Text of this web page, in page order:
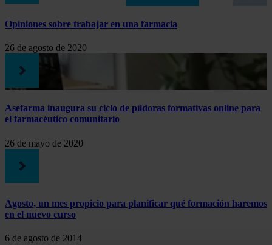
Opiniones sobre trabajar en una farmacia
26 de agosto de 2020
Asefarma inaugura su ciclo de píldoras formativas online para
el farmacéutico comunitario
26 de mayo de 2020
Agosto, un mes propicio para planificar qué formación haremos
en el nuevo curso
6 de agosto de 2014